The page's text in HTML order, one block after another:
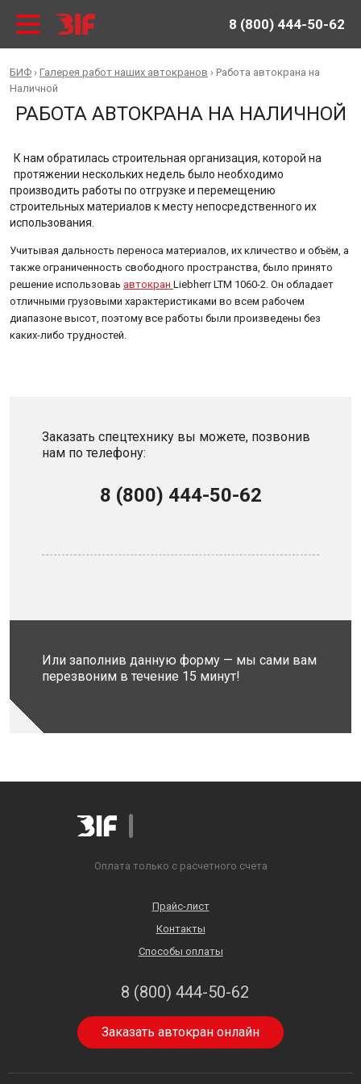
8 (800) 444-50-62
БИФ › Галерея работ наших автокранов › Работа автокрана на
Наличной
РАБОТА АВТОКРАНА НА НАЛИЧНОЙ
К нам обратилась строительная организация, которой на
протяжении нескольких недель было необходимо
производить работы по отгрузке и перемещению
строительных материалов к месту непосредственного их
использования.
Учитывая дальность переноса материалов, их кличество и объём, а
также ограниченность свободного пространства, было принято
решение использоваь автокран Liebherr LTM 1060-2. Он обладает
отличными грузовыми характеристиками во всем рабочем
диапазоне высот, поэтому все работы были произведены без
каких-либо трудностей.
Заказать спецтехнику вы можете, позвонив
нам по телефону:
8 (800) 444-50-62
Или заполнив данную форму — мы сами вам
перезвоним в течение 15 минут!
Оплата только с расчетного счета
Прайс-лист
Контакты
Способы оплаты
8 (800) 444-50-62
Заказать автокран онлайн